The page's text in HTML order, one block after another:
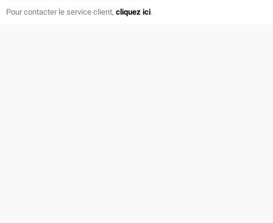
Pour contacter le service client, cliquez ici.